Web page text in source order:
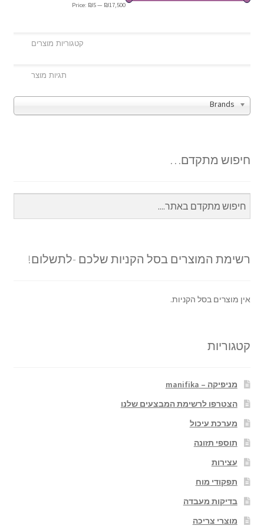
Price: ₪5— ₪17,500
Brands
חיפוש מתקדם…
רשימת המוצרים בסל הקניות שלכם -לתשלום!
אין מוצרים בסל הקניות.
קטגוריות
מניפיקה – manifika
הצטרפו לרשימת המבצעים שלנו
מערכת עיכול
תוספי תזונה
עצירות
תפקודי מוח
בדיקות מעבדה
מוצרי צריכה